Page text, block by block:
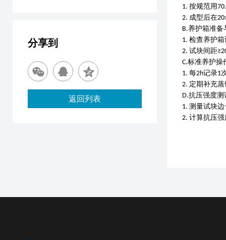
1. 按规范用
2. 成型后在
B.养护箱准备
1. 检查养护
2. 试块间距
C.标准养护操
1. 每2h记录1
2. 定期补充
D.抗压强度测
1. 测量试块
2. 计算抗压
分享到
返回列表